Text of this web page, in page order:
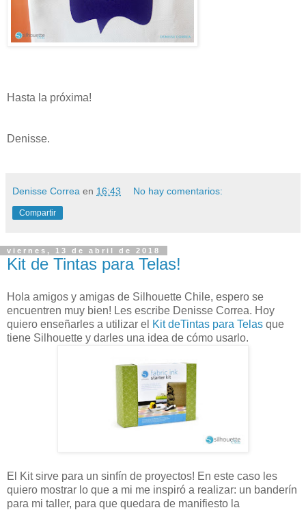
Hasta la próxima!
Denisse.
Denisse Correa en 16:43 No hay comentarios:
Compartir
viernes, 13 de abril de 2018
Kit de Tintas para Telas!
Hola amigos y amigas de Silhouette Chile, espero se
encuentren muy bien! Les escribe Denisse Correa. Hoy
quiero enseñarles a utilizar el Kit deTintas para Telas que
tiene Silhouette y darles una idea de cómo usarlo.
El Kit sirve para un sinfín de proyectos! En este caso les
quiero mostrar lo que a mi me inspiró a realizar: un banderín
para mi taller, para que quedara de manifiesto la